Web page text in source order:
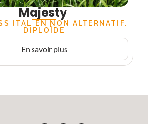
Majesty
ITALIEN NON ALTERNATIF,
DIPLOÏDE
En savoir plus